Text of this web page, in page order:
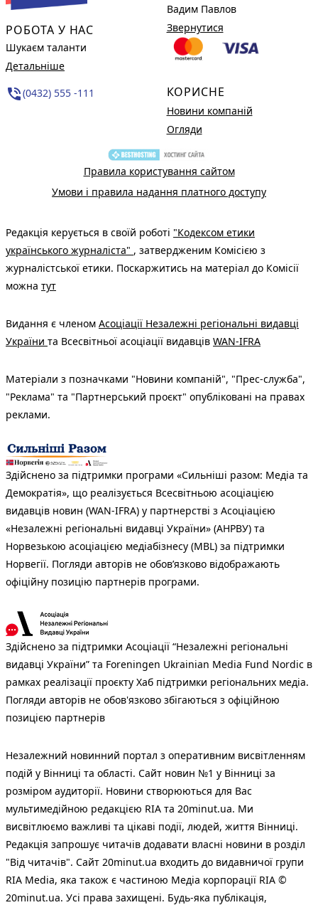
РОБОТА У НАС
Шукаєм таланти
Детальніше
phone_in_talk(0432) 555 -111
Вадим Павлов
Звернутися
КОРИСНЕ
Новини компаній
Огляди
Правила користування сайтом
Умови і правила надання платного доступу
Редакція керується в своїй роботі "Кодексом етики
українського журналіста" , затвердженим Комісією з
журналістської етики. Поскаржитись на матеріал до Комісії
можна тут
Видання є членом Асоціації Незалежні регіональні видавці
України та Всесвітньої асоціації видавців WAN-IFRA
Матеріали з позначками "Новини компаній", "Прес-служба",
"Реклама" та "Партнерський проєкт" опубліковані на правах
реклами.
Здійснено за підтримки програми «Сильніші разом: Медіа та
Демократія», що реалізується Всесвітньою асоціацією
видавців новин (WAN-IFRA) у партнерстві з Асоціацією
«Незалежні регіональні видавці України» (АНРВУ) та
Норвезькою асоціацією медіабізнесу (MBL) за підтримки
Норвегії. Погляди авторів не обов’язково відображають
офіційну позицію партнерів програми.
Здійснено за підтримки Асоціації “Незалежні регіональні
видавці України” та Foreningen Ukrainian Media Fund Nordic в
рамках реалізації проєкту Хаб підтримки регіональних медіа.
Погляди авторів не обов'язково збігаються з офіційною
позицією партнерів
Незалежний новинний портал з оперативним висвітленням
подій у Вінниці та області. Сайт новин №1 у Вінниці за
розміром аудиторії. Новини створюються для Вас
мультимедійною редакцією RIA та 20minut.ua. Ми
висвітлюємо важливі та цікаві події, людей, життя Вінниці.
Редакція запрошує читачів додавати власні новини в розділ
"Від читачів". Сайт 20minut.ua входить до видавничої групи
RIA Media, яка також є частиною Медіа корпорації RIA ©
20minut.ua. Усі права захищені. Будь-яка публiкацiя,